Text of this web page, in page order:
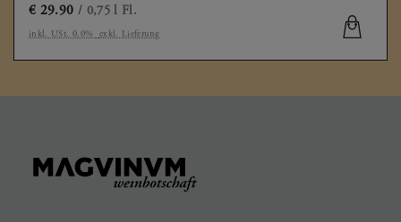
€ 29.90 / 0,75 l Fl.
inkl. USt. 0.0% exkl. Lieferung